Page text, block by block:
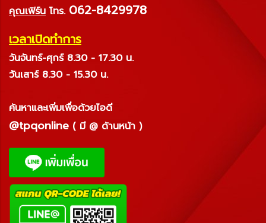
คุณเฟิร์น โทร. 062-8429978
เวลาเปิดทำการ
วันจันทร์-ศุกร์ 8.30 - 17.30 น.
วันเสาร์ 8.30 - 15.30 น.
ค้นหาและเพิ่มเพื่อด้วยไอดี
@tpqonline ( มี @ ด้านหน้า )